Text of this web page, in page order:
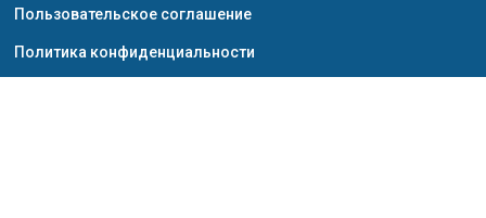
Пользовательское соглашение
Политика конфиденциальности